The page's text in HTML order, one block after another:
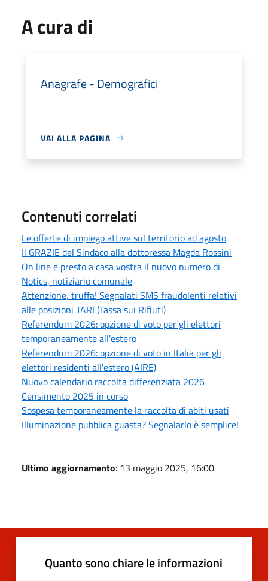
A cura di
Anagrafe - Demografici
VAI ALLA PAGINA
Contenuti correlati
Le offerte di impiego attive sul territorio ad agosto
Il GRAZIE del Sindaco alla dottoressa Magda Rossini
On line e presto a casa vostra il nuovo numero di
Notics, notiziario comunale
Attenzione, truffa! Segnalati SMS fraudolenti relativi
alle posizioni TARI (Tassa sui Rifiuti)
Referendum 2026: opzione di voto per gli elettori
temporaneamente all'estero
Referendum 2026: opzione di voto in Italia per gli
elettori residenti all'estero (AIRE)
Nuovo calendario raccolta differenziata 2026
Censimento 2025 in corso
Sospesa temporaneamente la raccolta di abiti usati
Illuminazione pubblica guasta? Segnalarlo è semplice!
Ultimo aggiornamento: 13 maggio 2025, 16:00
Quanto sono chiare le informazioni